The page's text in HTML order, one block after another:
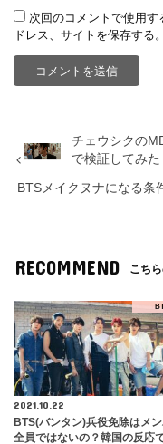
次回のコメントで使用
ドレス、サイトを保存する。
チェウシクの
で検証してみた
BTSメイクヌナになる条
RECOMMEND こち
2021.10.22
BTS(バンタン)兵役免除はメ
全員ではないの？韓国の反応